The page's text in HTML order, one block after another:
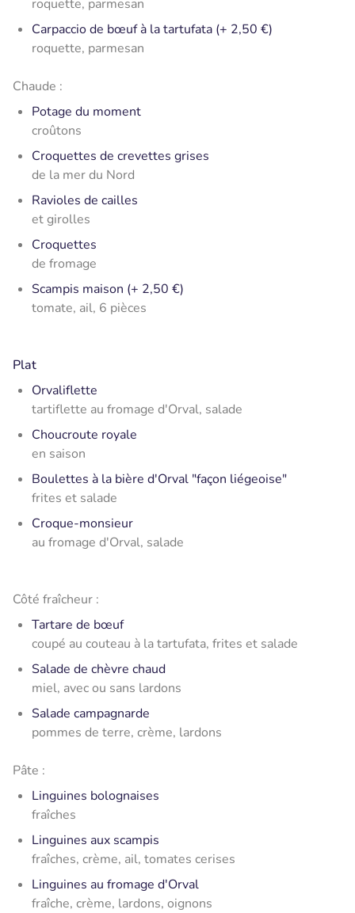
roquette, parmesan
Carpaccio de bœuf à la tartufata (+ 2,50 €)
roquette, parmesan
Chaude :
Potage du moment
croûtons
Croquettes de crevettes grises
de la mer du Nord
Ravioles de cailles
et girolles
Croquettes
de fromage
Scampis maison (+ 2,50 €)
tomate, ail, 6 pièces
Plat
Orvaliflette
tartiflette au fromage d'Orval, salade
Choucroute royale
en saison
Boulettes à la bière d'Orval "façon liégeoise"
frites et salade
Croque-monsieur
au fromage d'Orval, salade
Côté fraîcheur :
Tartare de bœuf
coupé au couteau à la tartufata, frites et salade
Salade de chèvre chaud
miel, avec ou sans lardons
Salade campagnarde
pommes de terre, crème, lardons
Pâte :
Linguines bolognaises
fraîches
Linguines aux scampis
fraîches, crème, ail, tomates cerises
Linguines au fromage d'Orval
fraîche, crème, lardons, oignons